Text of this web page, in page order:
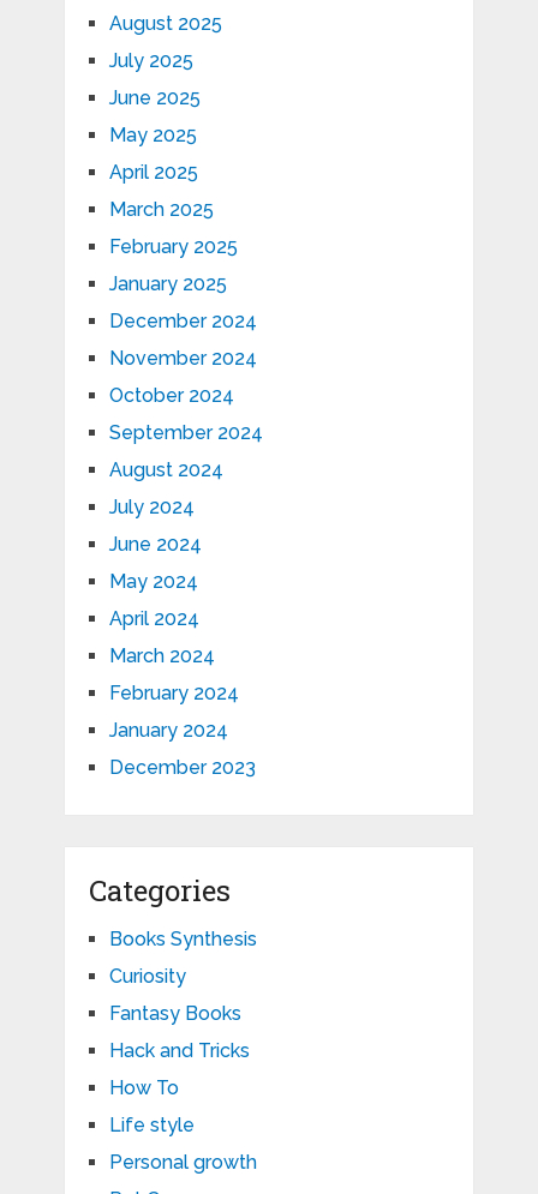
August 2025
July 2025
June 2025
May 2025
April 2025
March 2025
February 2025
January 2025
December 2024
November 2024
October 2024
September 2024
August 2024
July 2024
June 2024
May 2024
April 2024
March 2024
February 2024
January 2024
December 2023
Categories
Books Synthesis
Curiosity
Fantasy Books
Hack and Tricks
How To
Life style
Personal growth